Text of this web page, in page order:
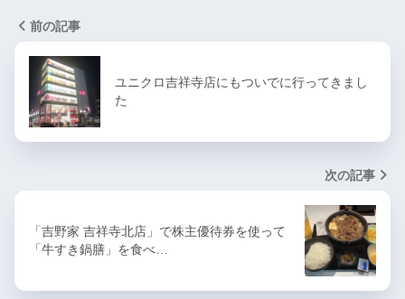
前の記事
ユニクロ吉祥寺店にもついでに行ってきまし
た
次の記事
「吉野家 吉祥寺北店」で株主優待券を使って
「牛すき鍋膳」を食べ…